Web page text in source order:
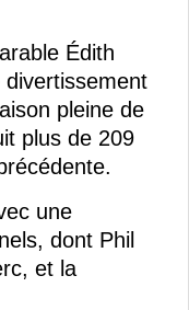
Édith
pleine de
plus de 209
une
dont Phil
et la